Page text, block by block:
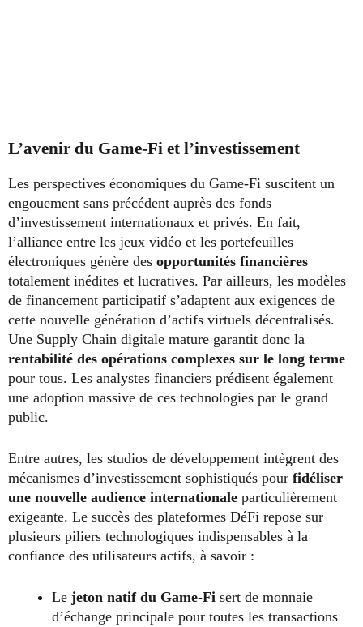
L’avenir du Game-Fi et l’investissement
Les perspectives économiques du Game-Fi suscitent un
engouement sans précédent auprès des fonds
d’investissement internationaux et privés. En fait,
l’alliance entre les jeux vidéo et les portefeuilles
électroniques génère des opportunités financières
totalement inédites et lucratives. Par ailleurs, les modèles
de financement participatif s’adaptent aux exigences de
cette nouvelle génération d’actifs virtuels décentralisés.
Une Supply Chain digitale mature garantit donc la
rentabilité des opérations complexes sur le long terme
pour tous. Les analystes financiers prédisent également
une adoption massive de ces technologies par le grand
public.
Entre autres, les studios de développement intègrent des
mécanismes d’investissement sophistiqués pour fidéliser
une nouvelle audience internationale particulièrement
exigeante. Le succès des plateformes DéFi repose sur
plusieurs piliers technologiques indispensables à la
confiance des utilisateurs actifs, à savoir :
Le jeton natif du Game-Fi sert de monnaie
d’échange principale pour toutes les transactions